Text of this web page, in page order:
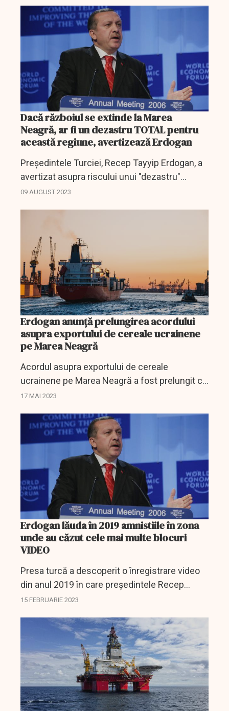
Dacă războiul se extinde la Marea
Neagră, ar fi un dezastru TOTAL pentru
această regiune, avertizează Erdogan
Preşedintele Turciei, Recep Tayyip Erdogan, a
avertizat asupra riscului unui "dezastru"
regional dacă războiul dintre Rusia şi Ucraina
09 AUGUST 2023
Erdogan anunţă prelungirea acordului
asupra exportului de cereale ucrainene
pe Marea Neagră
Acordul asupra exportului de cereale
ucrainene pe Marea Neagră a fost prelungit cu
două luni, anunţă Erdogan.
17 MAI 2023
Erdogan lăuda în 2019 amnistiile în zona
unde au căzut cele mai multe blocuri
VIDEO
Presa turcă a descoperit o înregistrare video
din anul 2019 în care președintele Recep
Tayyip Erdoğa lăuda emiterea de amistii în
mai multe...
15 FEBRUARIE 2023